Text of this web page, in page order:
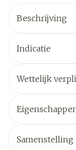
Beschrijving
Indicatie
Wettelijk
Samenstelling